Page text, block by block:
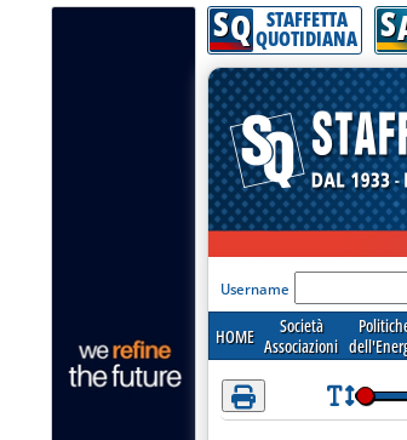
Attenzione! Esegui l'accesso per lèggere
SQ STAFFETTA
QUOTIDIANA S
'Modulo Login
Username
HOME
Società
Associazioni